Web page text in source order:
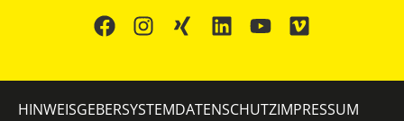
HINWEISGEBERSYSTEMDATENSCHUTZIMPRESSUM